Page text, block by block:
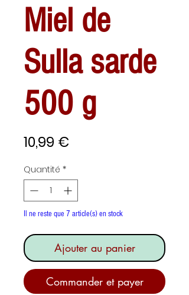
Miel de
Sulla sarde
500 g
10,99 €
Quantité *
Il ne reste que 7 article(s) en stock
Ajouter au panier
Commander et payer